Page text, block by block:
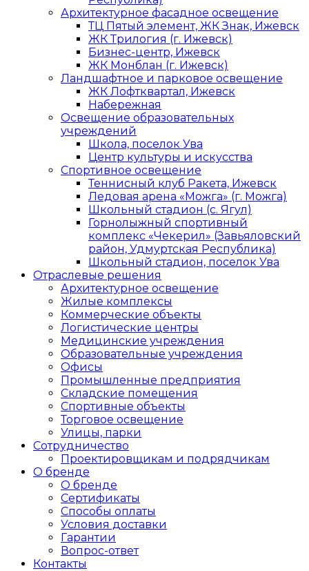
Архитектурное фасадное освещение
ТЦ Пятый элемент, ЖК Знак, Ижевск
ЖК Трилогия (г. Ижевск)
Бизнес-центр, Ижевск
ЖК Монблан (г. Ижевск)
Ландшафтное и парковое освещение
ЖК Лофтквартал, Ижевск
Набережная
Освещение образовательных
учреждений
Школа, поселок Ува
Центр культуры и искусства
Спортивное освещение
Теннисный клуб Ракета, Ижевск
Ледовая арена «Можга» (г. Можга)
Школьный стадион (с. Ягул)
Горнолыжный спортивный
комплекс «Чекерил» (Завьяловский
район, Удмуртская Республика)
Школьный стадион, поселок Ува
Отраслевые решения
Архитектурное освещение
Жилые комплексы
Коммерческие объекты
Логистические центры
Медицинские учреждения
Образовательные учреждения
Офисы
Промышленные предприятия
Складские помещения
Спортивные объекты
Торговое освещение
Улицы, парки
Сотрудничество
Проектировщикам и подрядчикам
О бренде
О бренде
Сертификаты
Способы оплаты
Условия доставки
Гарантии
Вопрос-ответ
Контакты